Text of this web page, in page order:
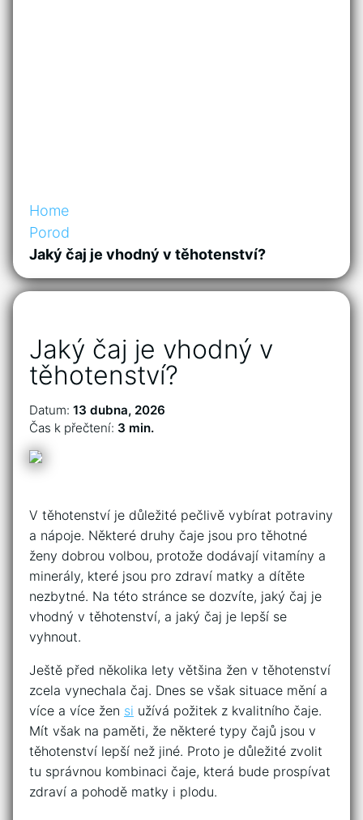
Home
Porod
Jaký čaj je vhodný v těhotenství?
Jaký čaj je vhodný v
těhotenství?
Datum: 13 dubna, 2026
Čas k přečtení: 3 min.
V těhotenství je důležité pečlivě vybírat potraviny
a nápoje. Některé druhy čaje jsou pro těhotné
ženy dobrou volbou, protože dodávají vitamíny a
minerály, které jsou pro zdraví matky a dítěte
nezbytné. Na této stránce se dozvíte, jaký čaj je
vhodný v těhotenství, a jaký čaj je lepší se
vyhnout.
Ještě před několika lety většina žen v těhotenství
zcela vynechala čaj. Dnes se však situace mění a
více a více žen si užívá požitek z kvalitního čaje.
Mít však na paměti, že některé typy čajů jsou v
těhotenství lepší než jiné. Proto je důležité zvolit
tu správnou kombinaci čaje, která bude prospívat
zdraví a pohodě matky i plodu.